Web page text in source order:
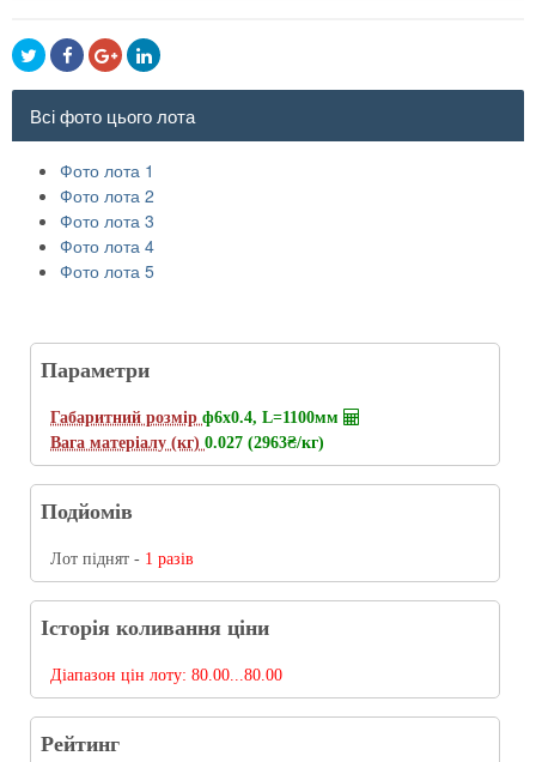
Всі фото цього лота
Фото лота 1
Фото лота 2
Фото лота 3
Фото лота 4
Фото лота 5
Параметри
Габаритний розмір ф6х0.4, L=1100мм
Вага матеріалу (кг) 0.027 (2963₴/кг)
Подйомів
Лот піднят - 1 разів
Історія коливання ціни
Діапазон цін лоту: 80.00...80.00
Рейтинг